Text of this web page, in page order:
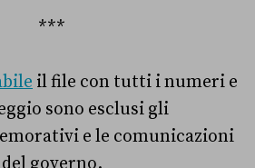
***
il file con tutti i numeri e
sono esclusi gli
e le comunicazioni